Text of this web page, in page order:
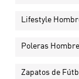
Lifestyle
Poleras
Zapatos de